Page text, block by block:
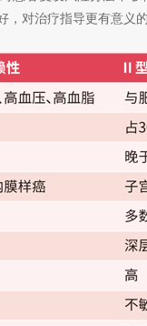
，对治疗指导更有意义